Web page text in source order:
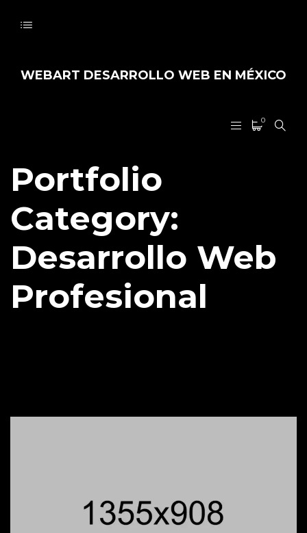
WEBART DESARROLLO WEB EN MÉXICO
0
Portfolio
Category:
Desarrollo Web
Profesional